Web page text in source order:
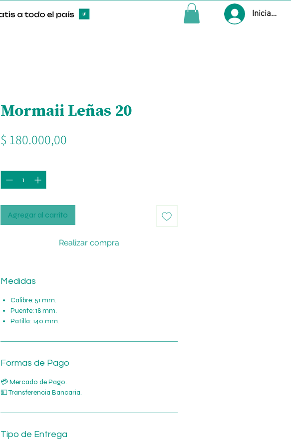
Iniciar
Mormaii Leñas 20
$ 180.000,00
Agregar al carrito
Realizar compra
Medidas
Calibre: 51 mm.
Puente: 18 mm.
Patilla: 140 mm.
Formas de Pago
💳 Mercado de Pago.
💵 Transferencia Bancaria.
Tipo de Entrega